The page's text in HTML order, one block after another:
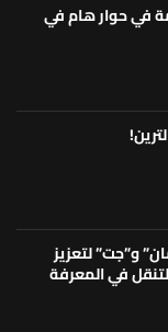
في حوار هام في
و”جت” لتعزيز
في المعرفة